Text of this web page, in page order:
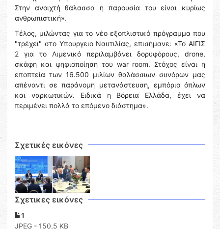
Στην ανοιχτή θάλασσα η παρουσία του είναι κυρίως
ανθρωπιστική».
Τέλος, μιλώντας για το νέο εξοπλιστικό πρόγραμμα που
"τρέχει" στο Υπουργειο Ναυτιλίας, επισήμανε: «Το ΑΙΓΙΣ
2 για το Λιμενικό περιλαμβάνει δορυφόρους, drone,
σκάφη και ψηφιοποίηση του war room. Στόχος είναι η
εποπτεία των 16.500 μιλίων θαλάσσιων συνόρων μας
απέναντι σε παράνομη μετανάστευση, εμπόριο όπλων
και ναρκωτικών. Ειδικά η Βόρεια Ελλάδα, έχει να
περιμένει πολλά το επόμενο διάστημα».
Σχετικές εικόνες
Σχετικες εικόνες
1
JPEG - 150,5 KB